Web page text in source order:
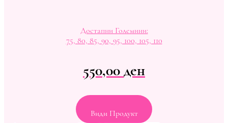
Достапни Големини:
75, 80, 85, 90, 95, 100, 105, 110
550,00ден
Види Продукт